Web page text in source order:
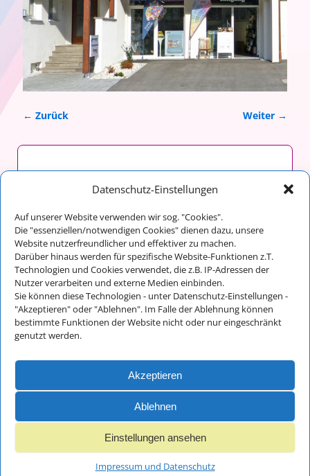
Datenschutz-Einstellungen
Auf unserer Website verwenden wir sog. "Cookies".
Die "essenziellen/notwendigen Cookies" dienen dazu, unsere
Website nutzerfreundlicher und effektiver zu machen.
Darüber hinaus werden für spezifische Website-Funktionen z.T.
Technologien und Cookies verwendet, die z.B. IP-Adressen der
Nutzer verarbeiten und externe Medien einbinden.
Sie können diese Technologien - unter Datenschutz-Einstellungen -
"Akzeptieren" oder "Ablehnen". Im Falle der Ablehnung können
bestimmte Funktionen der Website nicht oder nur eingeschränkt
genutzt werden.
Akzeptieren
Ablehnen
Einstellungen ansehen
Impressum und Datenschutz
← Zurück Weiter →
malergraßl GmbH & Co. KG
Im Tal 14
83486 Ramsau bei Berchtesgaden
Kontakt:
Telefon: +49 (0) 8657/648
Fax: +49 (0) 8657/712
Impressum und
© 2018 - 2025 malergraßl GmbH - Webdesign Ernst Wurm und
Florian Wurm GbR